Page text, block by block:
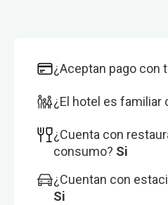
¿Aceptan pago con
¿El hotel es familiar
¿Cuenta con
consumo? Si
¿Cuentan con
Si